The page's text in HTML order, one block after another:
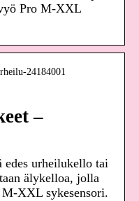
Pro M-XXL
24184001
–
urheilukello tai
älykelloa, jolla
XXL sykesensori.